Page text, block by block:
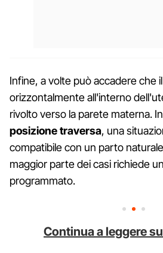
Infine, a volte può accadere che
orizzontalmente all'interno
rivolto verso la parete materna.
posizione traversa, una
compatibile con un parto
maggior parte dei casi richiede
programmato.
Continua a leggere